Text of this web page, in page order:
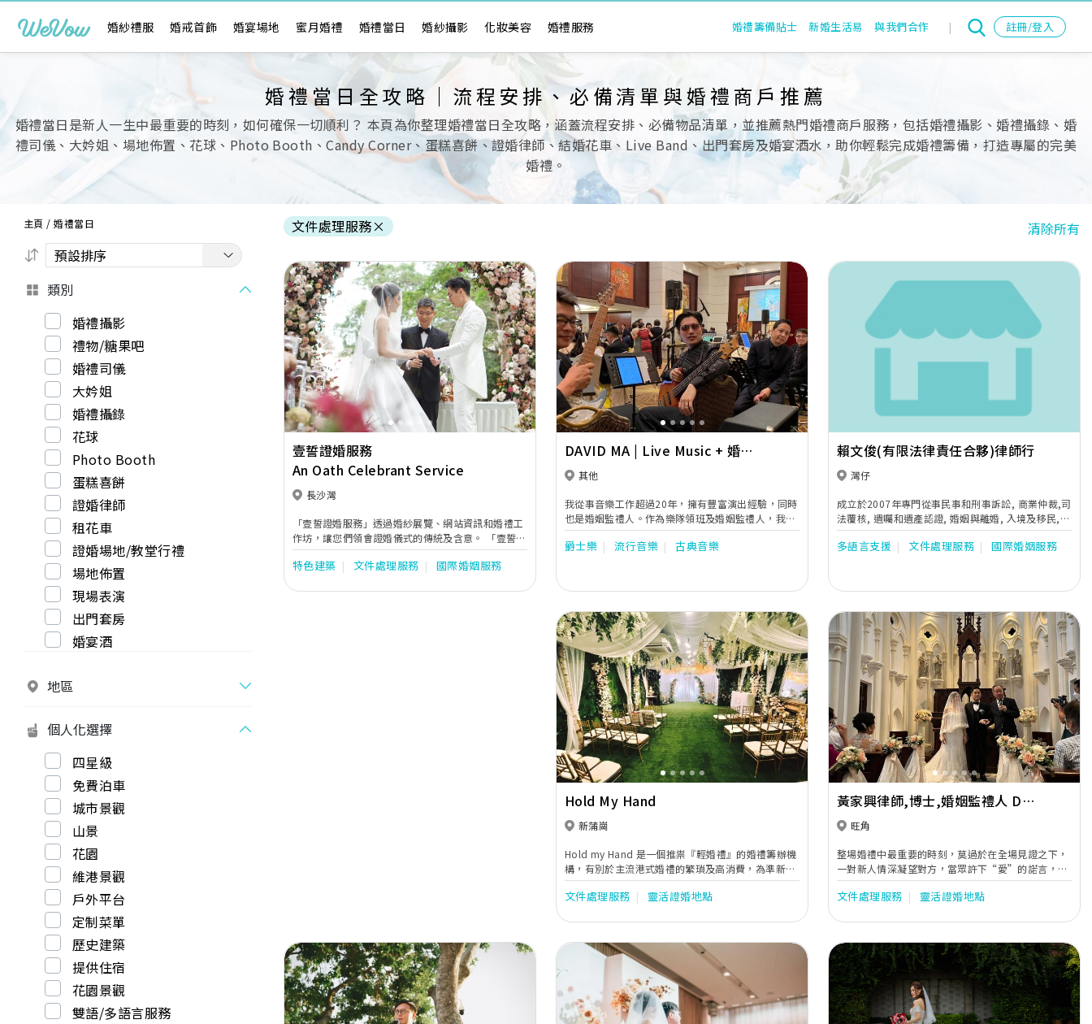
婚紗禮服 婚戒首飾 婚宴場地 蜜月婚禮 婚禮當日 婚紗攝影 化妝美容 婚禮服務 婚禮籌備貼士 新婚生活易 與我們合作 | 註冊/登入
婚禮當日全攻略｜流程安排、必備清單與婚禮商戶推薦
婚禮當日是新人一生中最重要的時刻，如何確保一切順利？ 本頁為你整理婚禮當日全攻略，涵蓋流程安排、必備物品清單，並推薦熱門婚禮商戶服務，包括婚禮攝影、婚禮攝錄、婚
禮司儀、大妗姐、場地佈置、花球、Photo Booth、Candy Corner、蛋糕喜餅、證婚律師、結婚花車、Live Band、出門套房及婚宴酒水，助你輕鬆完成婚禮籌備，打造專屬的完美
婚禮。
主頁 /婚禮當日
類別
婚禮攝影
禮物/糖果吧
婚禮司儀
大妗姐
婚禮攝錄
花球
Photo Booth
蛋糕喜餅
證婚律師
租花車
證婚場地/教堂行禮
場地佈置
現場表演
出門套房
婚宴酒
地區
個人化選擇
四星級
免費泊車
城市景觀
山景
花園
維港景觀
戶外平台
定制菜單
歷史建築
提供住宿
花園景觀
雙語/多語言服務
文件處理服務× 清除所有
Previous Next
壹誓證婚服務
An Oath Celebrant Service
長沙灣
「壹誓證婚服務」透過婚紗展覽、網站資訊和婚禮工
作坊，讓您們領會證婚儀式的傳統及含意。 「壹誓」
除設計不同婚禮模式和提供最詳盡的證婚律師資料予
您們細心選擇外，壹誓的客戶服務中心專注解答您們
過律師培訓及新人婚禮後的問卷調查，監察證婚律師
特色建築 文件處理服務 國際婚姻服務
Previous Next
DAVID MA | Live Music + 婚姻
監禮人
其他
我從事音樂工作超過20年，擁有豐富演出經驗，同時
也是婚姻監禮人。作為樂隊領班及婚姻監禮人，我將
會親自與新人詳細商量所有音樂及婚禮安排，確保你
們可以安心享受一個溫馨及難忘的大日子。期待與你
爵士樂 流行音樂 古典音樂
賴文俊(有限法律責任合夥)律師行
灣仔
成立於2007年專門從事民事和刑事訴訟, 商業仲裁,司
法覆核, 遺囑和遺產認證, 婚姻與離婚, 入境及移民,
信託, 樓宇買賣等法律事務.
多語言支援 文件處理服務 國際婚姻服務
Previous Next
Hold My Hand
新蒲崗
Hold my Hand 是一個推祟『輕婚禮』的婚禮籌辦機
構，有別於主流港式婚禮的繁瑣及高消費，為準新人
提供一站式簡約的婚禮服務。無論化妝、攝影、服裝
以至婚禮註冊都能以簡單就是美的態度去為新人準
福，結婚從不複雜，因為愛很簡單。
文件處理服務 靈活證婚地點
Previous Next
黃家興律師,博士,婚姻監禮人 Dr.
Daniel Wong 黃律師事務所
旺角
整場婚禮中最重要的時刻，莫過於在全場見證之下，
一對新人情深凝望對方，當眾許下“愛”的諾言，一
生一世的承諾。已為超過3,500 對新人證婚黃家興律
師， 7 年來走遍全港 99.99% 的證婚場所，甚至在部
言，宣誓的一刻，絕對比普通一句「我愛你」，來得
更實在、更難忘。
文件處理服務 靈活證婚地點